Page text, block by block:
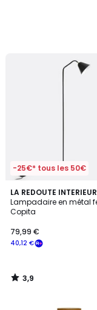
-25€* tous les 50€
LA REDOUTE
Lampadaire en métal
Copita
40,12 €
79,99 €
3,9
/ 5
3,9
/